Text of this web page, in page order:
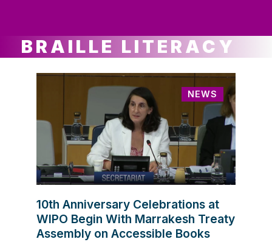
BRAILLE LITERACY
NEWS
10th Anniversary Celebrations at
WIPO Begin With Marrakesh Treaty
Assembly on Accessible Books